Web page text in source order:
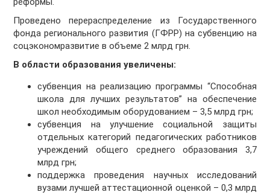
Проведено перераспределение из Государственного
фонда регионального развития (ГФРР) на субвенцию на
соцэкономразвитие в объеме 2 млрд грн.
В области образования увеличены:
субвенция на реализацию программы “Способная
школа для лучших результатов” на обеспечение
школ необходимым оборудованием – 3,5 млрд грн;
субвенция на улучшение социальной защиты
отдельных категорий педагогических работников
учреждений общего среднего образования 3,7
млрд грн;
поддержка проведения научных исследований
вузами лучшей аттестационной оценкой – 0,3 млрд